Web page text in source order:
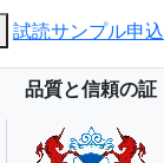
試読サンプル申込
品質と信頼の証